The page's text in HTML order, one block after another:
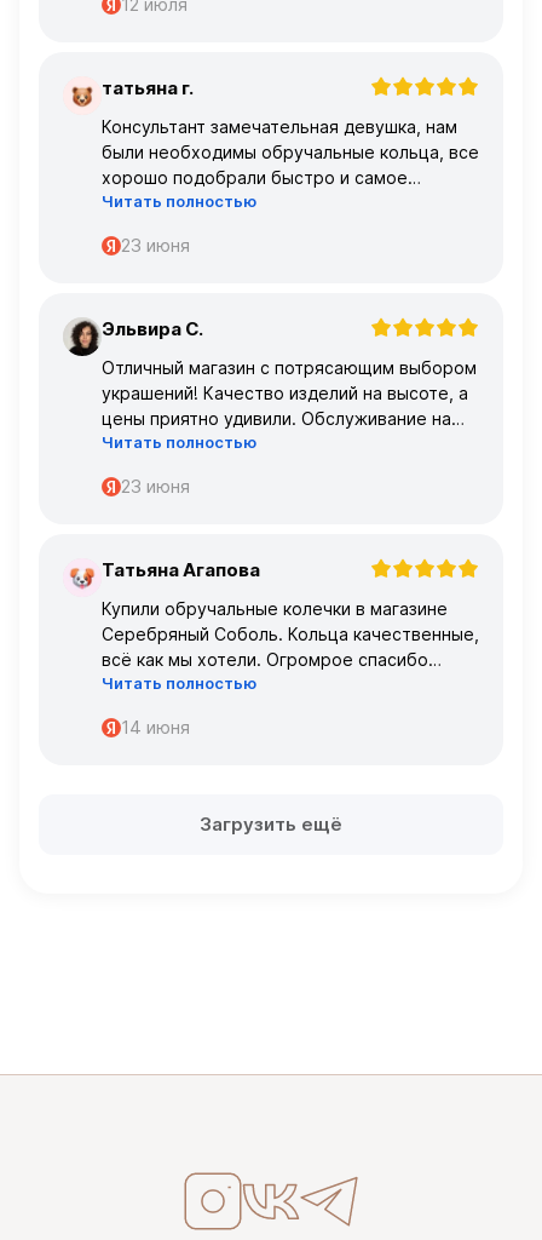
Т татьяна г.
Консультант замечательная девушка, нам
были необходимы обручальные кольца, все
хорошо подобрали быстро и самое
главное, что все подошло по размеру с
Читать полностью
23 июня
Э Эльвира С.
Отличный магазин с потрясающим выбором
украшений! Качество изделий на высоте, а
цены приятно удивили. Обслуживание на
высшем уровне – консультанты очень
Читать полностью
23 июня
Т Татьяна Агапова
Купили обручальные колечки в магазине
Серебряный Соболь. Кольца качественные,
всё как мы хотели. Огромрое спасибо
персоналу за работу с нами!
Читать полностью
14 июня
Загрузить ещё